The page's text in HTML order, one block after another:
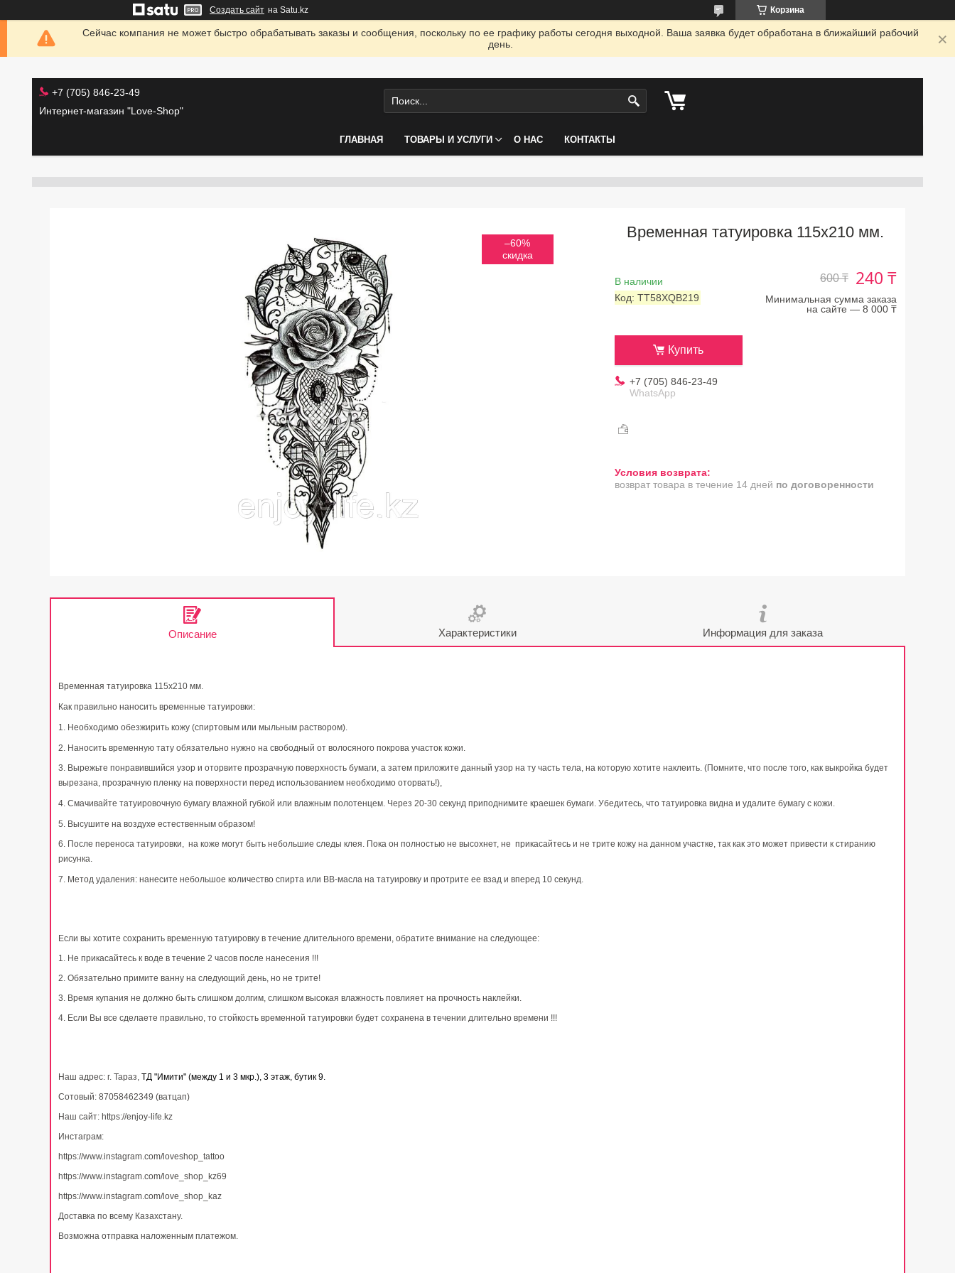
Создать сайт на Satu.kz Корзина
Сейчас компания не может быстро обрабатывать заказы и сообщения, поскольку по ее графику работы сегодня выходной. Ваша заявка будет обработана в ближайший рабочий
день.
+7 (705) 846-23-49
Интернет-магазин "Love-Shop"
ГЛАВНАЯ ТОВАРЫ И УСЛУГИ О НАС КОНТАКТЫ
–60%
Временная татуировка 115х210 мм.
В наличии
Код: TT58XQB219
600 ₸ 240 ₸
Минимальная сумма заказа
на сайте — 8 000 ₸
Купить
+7 (705) 846-23-49
WhatsApp
возврат товара в течение 14 дней по договоренности
Описание Характеристики Информация для заказа
Временная татуировка 115х210 мм.
Как правильно наносить временные татуировки:
1. Необходимо обезжирить кожу (спиртовым или мыльным раствором).
2. Наносить временную тату обязательно нужно на свободный от волосяного покрова участок кожи.
3. Вырежьте понравившийся узор и оторвите прозрачную поверхность бумаги, а затем приложите данный узор на ту часть тела, на которую хотите наклеить. (Помните, что после того, как выкройка будет
вырезана, прозрачную пленку на поверхности перед использованием необходимо оторвать!),
4. Смачивайте татуировочную бумагу влажной губкой или влажным полотенцем. Через 20-30 секунд приподнимите краешек бумаги. Убедитесь, что татуировка видна и удалите бумагу с кожи.
5. Высушите на воздухе естественным образом!
6. После переноса татуировки, на коже могут быть небольшие следы клея. Пока он полностью не высохнет, не прикасайтесь и не трите кожу на данном участке, так как это может привести к стиранию
рисунка.
7. Метод удаления: нанесите небольшое количество спирта или BB-масла на татуировку и протрите ее взад и вперед 10 секунд.
Если вы хотите сохранить временную татуировку в течение длительного времени, обратите внимание на следующее:
1. Не прикасайтесь к воде в течение 2 часов после нанесения !!!
2. Обязательно примите ванну на следующий день, но не трите!
3. Время купания не должно быть слишком долгим, слишком высокая влажность повлияет на прочность наклейки.
4. Если Вы все сделаете правильно, то стойкость временной татуировки будет сохранена в течении длительно времени !!!
Наш адрес: г. Тараз, ТД "Имити" (между 1 и 3 мкр.), 3 этаж, бутик 9.
Сотовый: 87058462349 (ватцап)
Наш сайт: https://enjoy-life.kz
Инстаграм:
https://www.instagram.com/loveshop_tattoo
https://www.instagram.com/love_shop_kz69
https://www.instagram.com/love_shop_kaz
Доставка по всему Казахстану.
Возможна отправка наложенным платежом.